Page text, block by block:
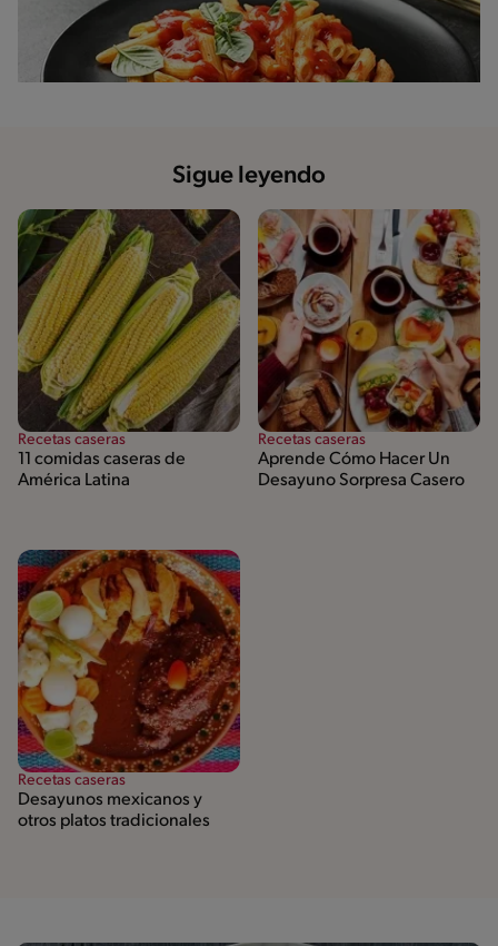
Sigue leyendo
Recetas caseras
11 comidas caseras de
América Latina
Recetas caseras
Aprende Cómo Hacer Un
Desayuno Sorpresa Casero
Recetas caseras
Desayunos mexicanos y
otros platos tradicionales